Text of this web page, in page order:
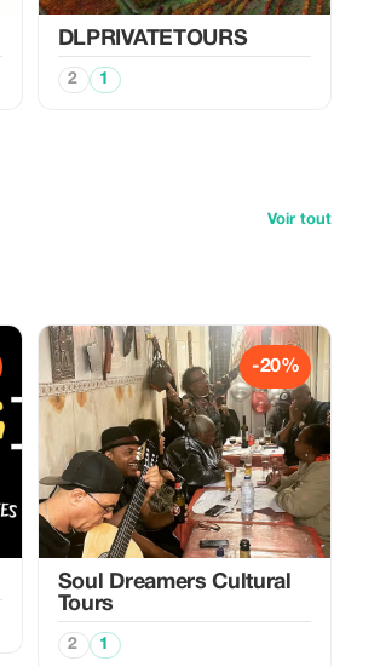
DLPRIVATETOURS
2 1
Voir tout
-20%
Soul Dreamers Cultural
Tours
2 1